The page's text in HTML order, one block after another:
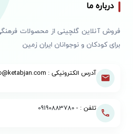
درباره ما
فروش آنلاین گلچینی از محصولات
برای کودکان و نوجوانان ایران زمین
آدرس الکترونیکی : info@ketabjan.com
تلفن : -09190883780